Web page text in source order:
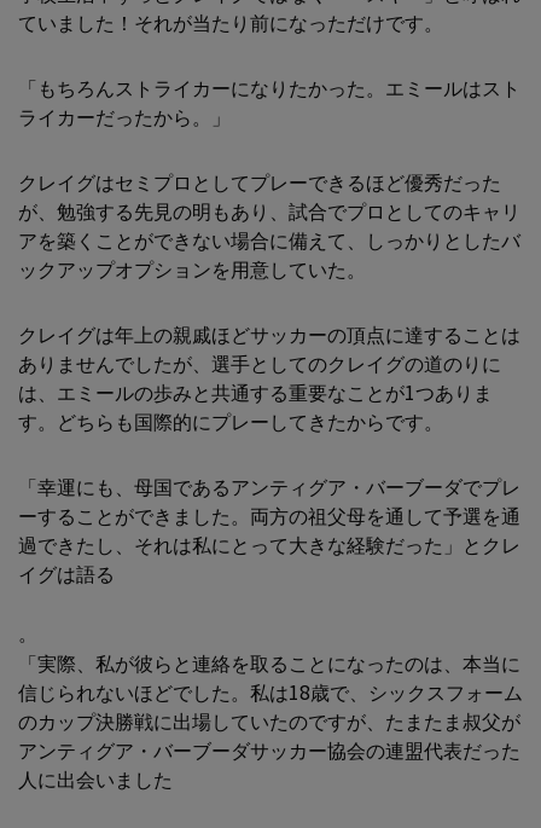
ていました！それが当たり前になっただけです。
「もちろんストライカーになりたかった。エミールはスト
ライカーだったから。」
クレイグはセミプロとしてプレーできるほど優秀だった
が、勉強する先見の明もあり、試合でプロとしてのキャリ
アを築くことができない場合に備えて、しっかりとしたバ
ックアップオプションを用意していた。
クレイグは年上の親戚ほどサッカーの頂点に達することは
ありませんでしたが、選手としてのクレイグの道のりに
は、エミールの歩みと共通する重要なことが1つありま
す。どちらも国際的にプレーしてきたからです。
「幸運にも、母国であるアンティグア・バーブーダでプレ
ーすることができました。両方の祖父母を通して予選を通
過できたし、それは私にとって大きな経験だった」とクレ
イグは語る
。
「実際、私が彼らと連絡を取ることになったのは、本当に
信じられないほどでした。私は18歳で、シックスフォーム
のカップ決勝戦に出場していたのですが、たまたま叔父が
アンティグア・バーブーダサッカー協会の連盟代表だった
人に出会いました